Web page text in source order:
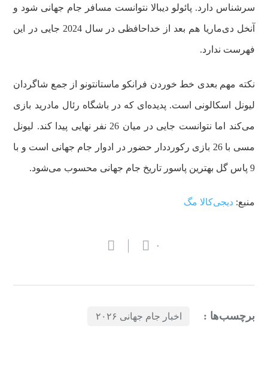
سرشناس دارد. پائولو دیبالا نتوانست مسافر جام جهانی شود و
آنخل دی‌ماریا هم بعد از خداحافظی در سال 2024 جایی در این
فهرست ندارد.
نکته مهم بعدی خط خوردن فرانکو ماستانتونو از جمع شاگردان
لیونل اسکالونی است. پدیده‌ای که در باشگاه رئال مادرید بازی
می‌کند اما نتوانست جایی در میان 26 نفر نهایی پیدا کند. لیونل
مسی با 26 بازی رکورددار حضور در ادوار جام جهانی است و با
9 پاس گل بهترین پاسور تاریخ جام جهانی محسوب می‌شود.
منبع:دیجی‌کالا مگ
۰
برچسب‌ها : اخبار جام جهانی ۲۰۲۶